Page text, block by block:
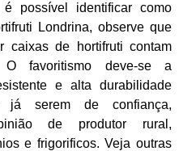
possível identificar como
Londrina, observe que
caixas de hortifruti contam
favoritismo deve-se a
e alta durabilidade
já serem de confiança,
de produtor rural,
e frigorificos. Veja outras